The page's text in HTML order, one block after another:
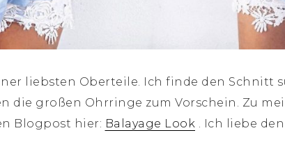
liebsten Oberteile. Ich finde den Schnitt
die großen Ohrringe zum Vorschein. Zu
Blogpost hier: Balayage Look . Ich liebe